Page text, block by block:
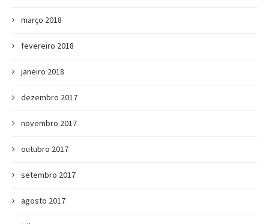
março 2018
fevereiro 2018
janeiro 2018
dezembro 2017
novembro 2017
outubro 2017
setembro 2017
agosto 2017